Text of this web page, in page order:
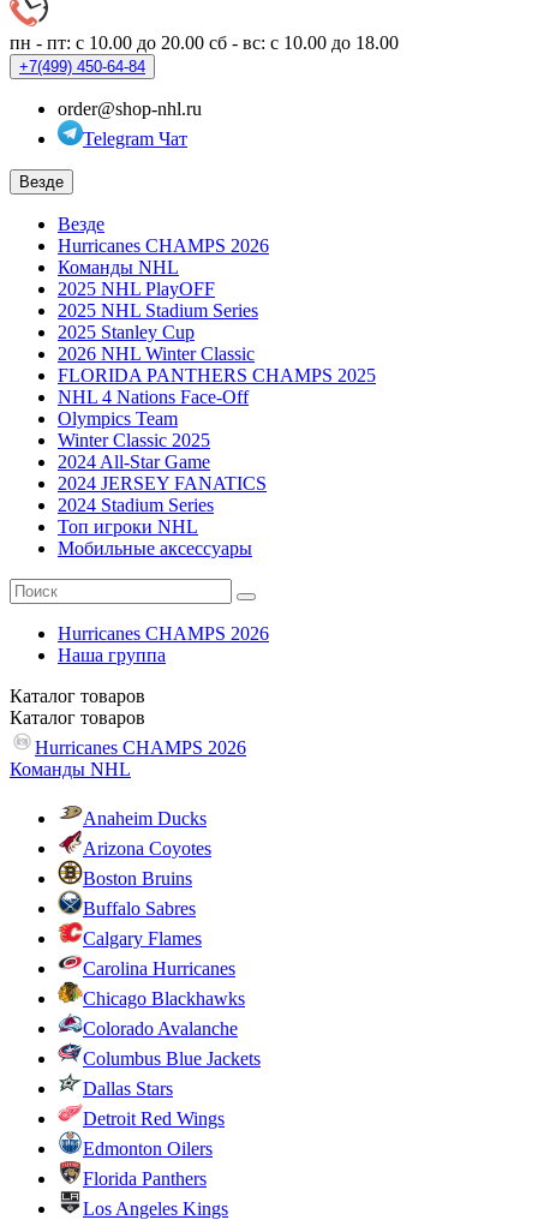
пн - пт: с 10.00 до 20.00 сб - вс: с 10.00 до 18.00
+7(499) 450-64-84
order@shop-nhl.ru
Telegram Чат
Везде
Везде
Hurricanes CHAMPS 2026
Команды NHL
2025 NHL PlayOFF
2025 NHL Stadium Series
2025 Stanley Cup
2026 NHL Winter Classic
FLORIDA PANTHERS CHAMPS 2025
NHL 4 Nations Face-Off
Olympics Team
Winter Classic 2025
2024 All-Star Game
2024 JERSEY FANATICS
2024 Stadium Series
Топ игроки NHL
Мобильные аксессуары
Hurricanes CHAMPS 2026
Наша группа
Каталог товаров
Каталог товаров
Hurricanes CHAMPS 2026
Команды NHL
Anaheim Ducks
Arizona Coyotes
Boston Bruins
Buffalo Sabres
Calgary Flames
Carolina Hurricanes
Chicago Blackhawks
Colorado Avalanche
Columbus Blue Jackets
Dallas Stars
Detroit Red Wings
Edmonton Oilers
Florida Panthers
Los Angeles Kings